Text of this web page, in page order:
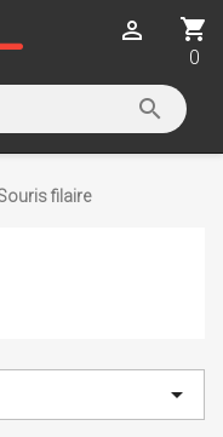
shopping_cart
0


filaire
